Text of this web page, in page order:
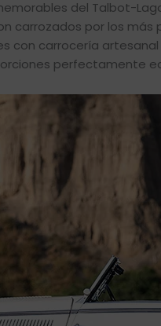
del Talbot-
carrozados por los más
con carrocería
perfectamente